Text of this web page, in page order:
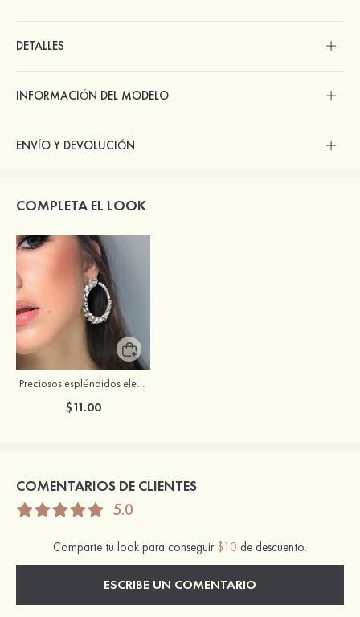
DETALLES
INFORMACIÓN DEL MODELO
ENVÍO Y DEVOLUCIÓN
COMPLETA EL LOOK
Preciosos espléndidos elegantes zirconio cúbico rhinestones pendientes
$11.00
COMENTARIOS DE CLIENTES
5.0
Comparte tu look para conseguir $10 de descuento.
ESCRIBE UN COMENTARIO